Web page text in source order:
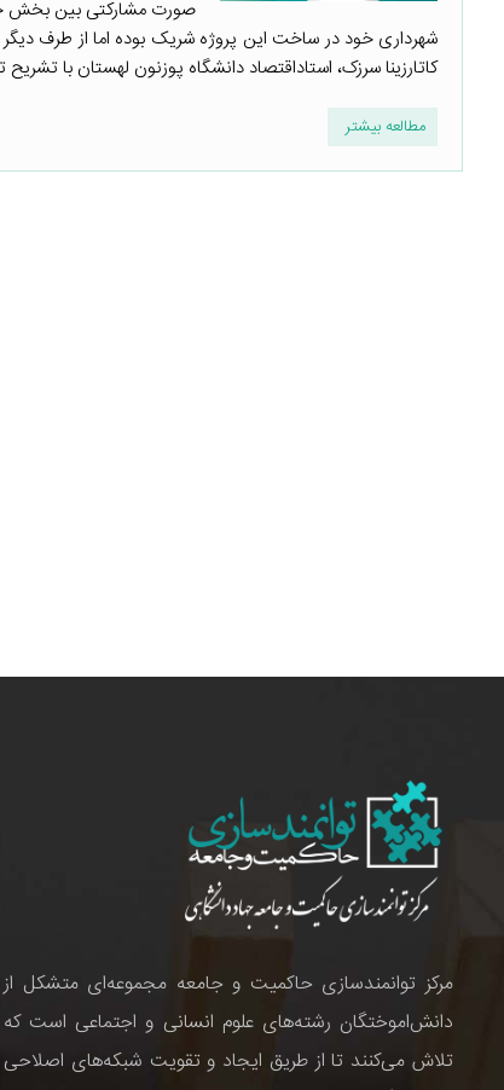
صورت مشارکتی بین بخش
شهرداری خود در ساخت این پروژه شریک بوده اما از طرف
کاتارزینا سرزک، استاداقتصاد دانشگاه پوزنون لهستان با
مطالعه بیشتر
مرکز توانمندسازی حاکمیت و جامعه مجموعه‌ای متشکل از
دانش‌اموختگان رشته‌های علوم انسانی و اجتماعی است که
تلاش می‌کنند تا از طریق ایجاد و تقویت شبکه‌های اصلاحی